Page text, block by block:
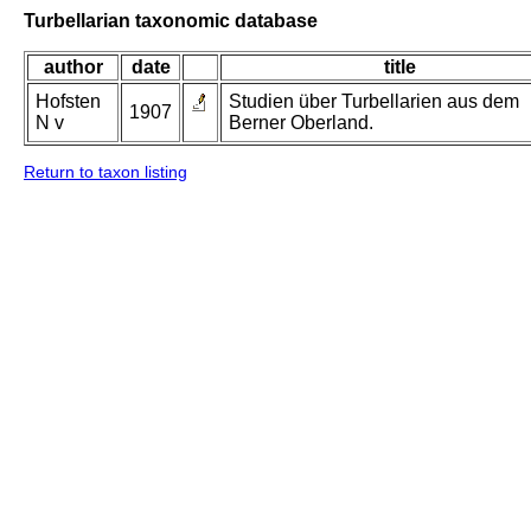
Turbellarian taxonomic database
author date
title
Hofsten
N v
1907
Studien über Turbellarien aus dem
Berner Oberland.
Return to taxon listing